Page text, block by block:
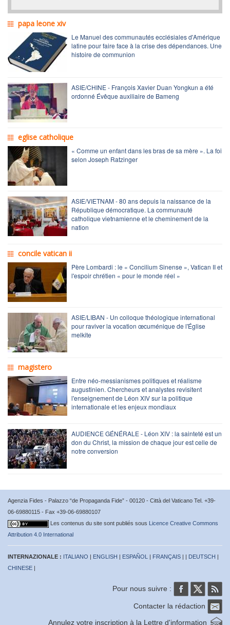
papa leone xiv
Le Manuel des communautés ecclésiales d'Amérique
latine pour faire face à la crise des dépendances. Une
histoire de communion
ASIE/CHINE - François Xavier Duan Yongkun a été
ordonné Évêque auxiliaire de Bameng
eglise catholique
« Comme un enfant dans les bras de sa mère ». La foi
selon Joseph Ratzinger
ASIE/VIETNAM - 80 ans depuis la naissance de la
République démocratique. La communauté
catholique vietnamienne et le cheminement de la
nation
concile vatican ii
Père Lombardi : le « Concilium Sinense », Vatican II et
l'espoir chrétien « pour le monde réel »
ASIE/LIBAN - Un colloque théologique international
pour raviver la vocation œcuménique de l'Église
melkite
magistero
Entre néo-messianismes politiques et réalisme
augustinien. Chercheurs et analystes revisitent
l'enseignement de Léon XIV sur la politique
internationale et les enjeux mondiaux
AUDIENCE GÉNÉRALE - Léon XIV : la sainteté est un
don du Christ, la mission de chaque jour est celle de
notre conversion
Agenzia Fides - Palazzo “de Propaganda Fide” - 00120 - Città del Vaticano Tel. +39-
06-69880115 - Fax +39-06-69880107
Les contenus du site sont publiés sous Licence Creative Commons
Attribution 4.0 International
INTERNAZIONALE : ITALIANO | ENGLISH | ESPAÑOL | FRANÇAIS | | DEUTSCH |
CHINESE |
Pour nous suivre :
Contacter la rédaction
Annulez votre inscription à la Lettre d'information